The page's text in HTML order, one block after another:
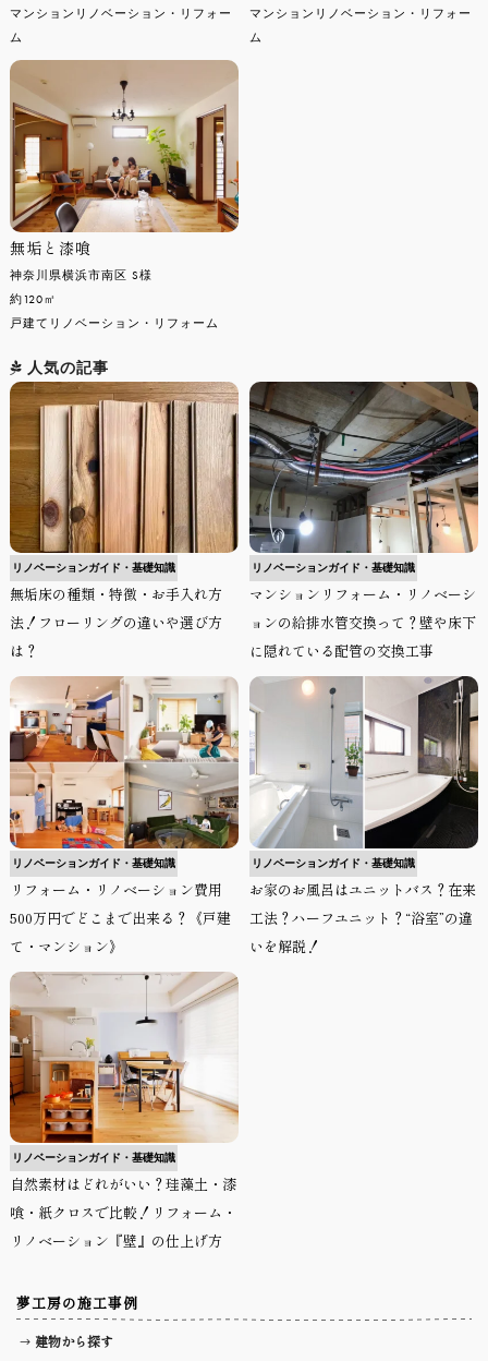
マンションリノベーション・リフォー
ム
マンションリノベーション・リフォー
ム
無垢と漆喰
神奈川県横浜市南区 S様
約120㎡
戸建てリノベーション・リフォーム
人気の記事
リノベーションガイド・基礎知識
無垢床の種類・特徴・お手入れ方
法！フローリングの違いや選び方
は？
リノベーションガイド・基礎知識
マンションリフォーム・リノベーシ
ョンの給排水管交換って？壁や床下
に隠れている配管の交換工事
リノベーションガイド・基礎知識
リフォーム・リノベーション費用
500万円でどこまで出来る？《戸建
て・マンション》
リノベーションガイド・基礎知識
お家のお風呂はユニットバス？在来
工法？ハーフユニット？“浴室”の違
いを解説！
リノベーションガイド・基礎知識
自然素材はどれがいい？珪藻土・漆
喰・紙クロスで比較！リフォーム・
リノベーション『壁』の仕上げ方
夢工房の施工事例
建物から探す